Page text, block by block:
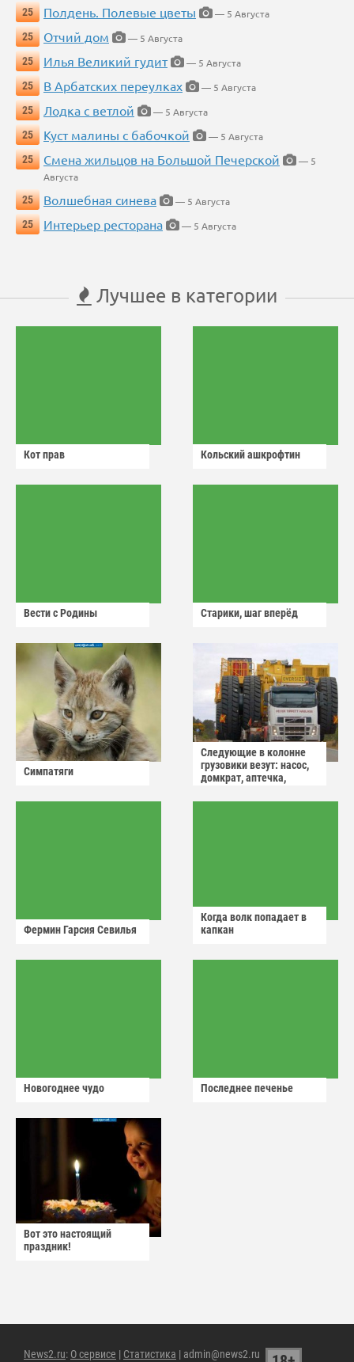
25
Полдень. Полевые цветы
— 5 Августа
25
Отчий дом
— 5 Августа
25
Илья Великий гудит
— 5 Августа
25
В Арбатских переулках
— 5 Августа
25
Лодка с ветлой
— 5 Августа
25
Куст малины с бабочкой
— 5 Августа
25
Смена жильцов на Большой Печерской
— 5
Августа
25
Волшебная синева
— 5 Августа
25
Интерьер ресторана — 5 Августа
Лучшее в категории
Кот прав Кольский ашкрофтин
Вести с Родины Старики, шаг вперёд
Симпатяги
Следующие в колонне
грузовики везут: насос,
домкрат, аптечка,
Фермин Гарсия Севилья
Когда волк попадает в
капкан
Новогоднее чудо Последнее печенье
Вот это настоящий
праздник!
News2.ru: О сервисе | Статистика | admin@news2.ru